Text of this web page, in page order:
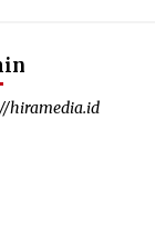
hiramedia.id